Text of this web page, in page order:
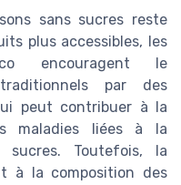
sans sucres reste
plus accessibles, les
encouragent le
par des
peut contribuer à la
maladies liées à la
sucres. Toutefois, la
à la composition des